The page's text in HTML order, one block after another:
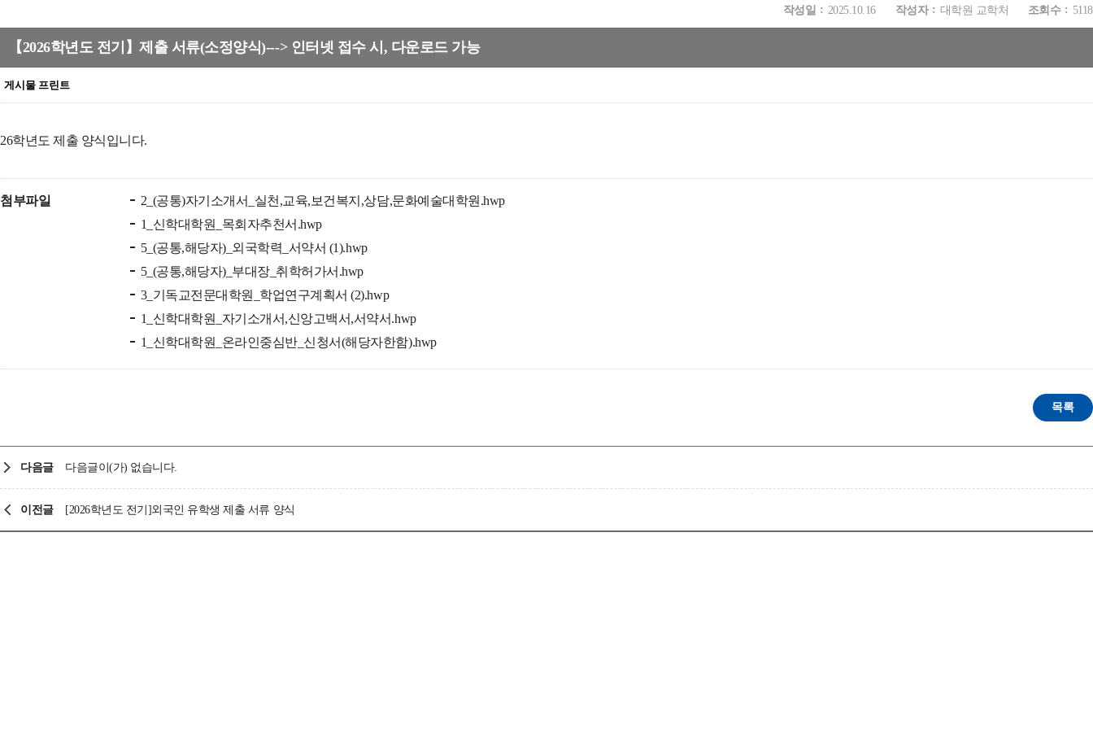
작성일 2025.10.16 작성자 대학원 교학처 조회수 5118
【2026학년도 전기】제출 서류(소정양식)---> 인터넷 접수 시, 다운로드 가능
26학년도 제출 양식입니다.
첨부파일
2_(공통)자기소개서_실천,교육,보건복지,상담,문화예술대학원.hwp
1_신학대학원_목회자추천서.hwp
5_(공통,해당자)_외국학력_서약서 (1).hwp
5_(공통,해당자)_부대장_취학허가서.hwp
3_기독교전문대학원_학업연구계획서 (2).hwp
1_신학대학원_자기소개서,신앙고백서,서약서.hwp
1_신학대학원_온라인중심반_신청서(해당자한함).hwp
다음글 다음글이(가) 없습니다.
이전글 [2026학년도 전기]외국인 유학생 제출 서류 양식